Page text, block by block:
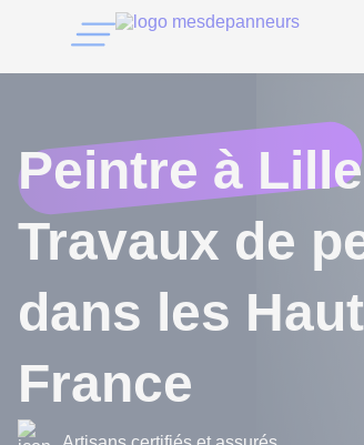
Peintre à Lille
Travaux de
dans les
France